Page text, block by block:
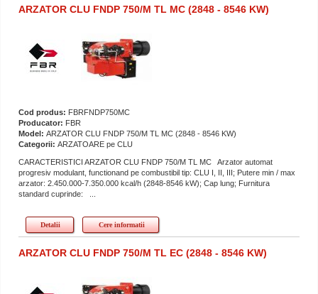
ARZATOR CLU FNDP 750/M TL MC (2848 - 8546 KW)
Cod produs: FBRFNDP750MC
Producator: FBR
Model: ARZATOR CLU FNDP 750/M TL MC (2848 - 8546 KW)
Categorii: ARZATOARE pe CLU
CARACTERISTICI ARZATOR CLU FNDP 750/M TL MC Arzator automat
progresiv modulant, functionand pe combustibil tip: CLU I, II, III; Putere min / max
arzator: 2.450.000-7.350.000 kcal/h (2848-8546 kW); Cap lung; Furnitura
standard cuprinde: ...
Detalii Cere informatii
ARZATOR CLU FNDP 750/M TL EC (2848 - 8546 KW)